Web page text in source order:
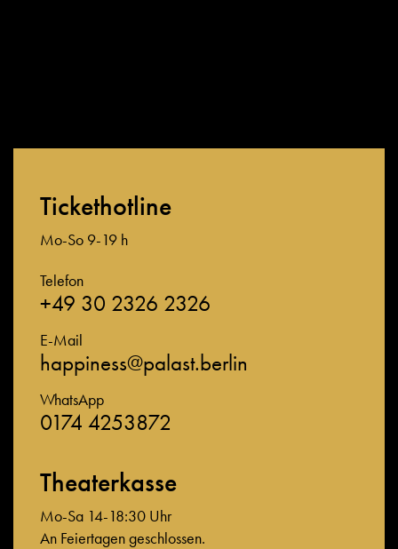
Tickethotline
Mo-So 9-19 h
Telefon
+49 30 2326 2326
E-Mail
happiness@palast.berlin
WhatsApp
0174 4253872
Theaterkasse
Mo-Sa 14-18:30 Uhr
An Feiertagen geschlossen.